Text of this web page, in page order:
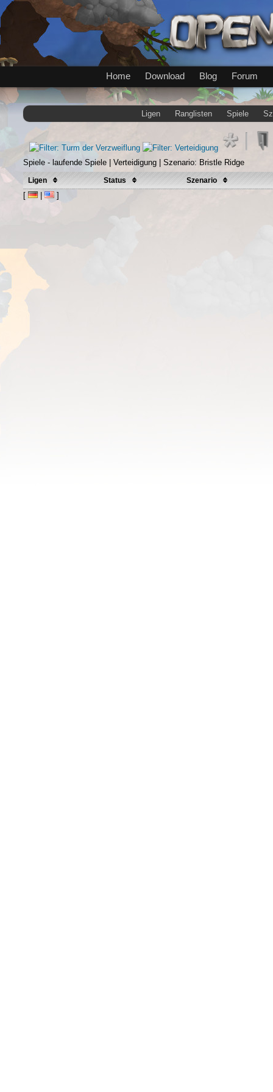
Home Download Blog Forum
Ligen Ranglisten Spiele
Spiele - laufende Spiele | Verteidigung | Szenario: Bristle Ridge
Ligen Status Szenario
[ | ]